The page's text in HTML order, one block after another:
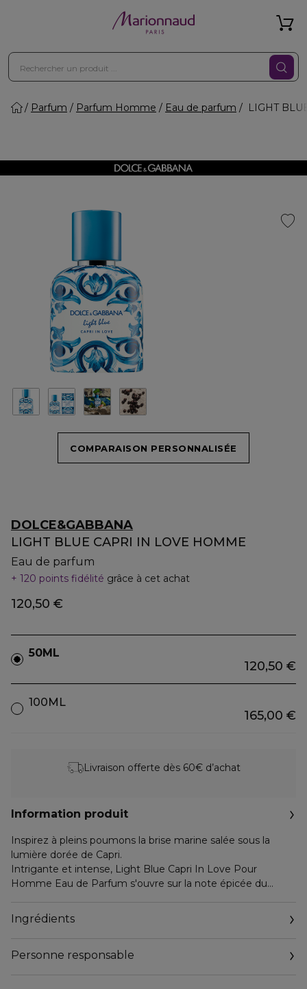
Parfum Parfum Homme Eau de parfum LIGHT
COMPARAISON PERSONNALISÉE
DOLCE&GABBANA
LIGHT BLUE CAPRI IN LOVE HOMME
Eau de parfum
120 points fidélité grâce à cet achat
120,50 €
50ML
120,50 €
100ML
165,00 €
Livraison offerte dès 60€ d’achat
Information produit
Inspirez à pleins poumons la brise marine salée sous la
lumière dorée de Capri.
Intrigante et intense, Light Blue Capri In Love Pour
Homme Eau de Parfum s'ouvre sur la note épicée du
verte de Capri, tandis que le Patchouli lui confère une
élégance profonde et magnétique. L'illustration parfaite du
Ingrédients
Personne responsable